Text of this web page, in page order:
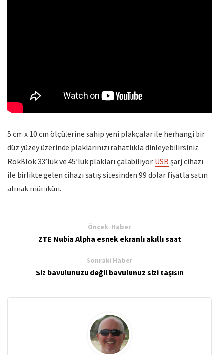
5 cm x 10 cm ölçülerine sahip yeni plakçalar ile herhangi bir
düz yüzey üzerinde plaklarınızı rahatlıkla dinleyebilirsiniz.
RokBlok 33’lük ve 45’lük plakları çalabiliyor. USB şarj cihazı
ile birlikte gelen cihazı satış sitesinden 99 dolar fiyatla satın
almak mümkün.
Önceki Haber
ZTE Nubia Alpha esnek ekranlı akıllı saat
Sonraki Haber
Siz bavulunuzu değil bavulunuz sizi taşısın